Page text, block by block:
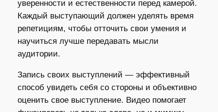
уверенности и естественности перед камерой.
Каждый выступающий должен уделять время
репетициям, чтобы отточить свои умения и
научиться лучше передавать мысли
аудитории.
Запись своих выступлений — эффективный
способ увидеть себя со стороны и объективно
оценить свое выступление. Видео помогает